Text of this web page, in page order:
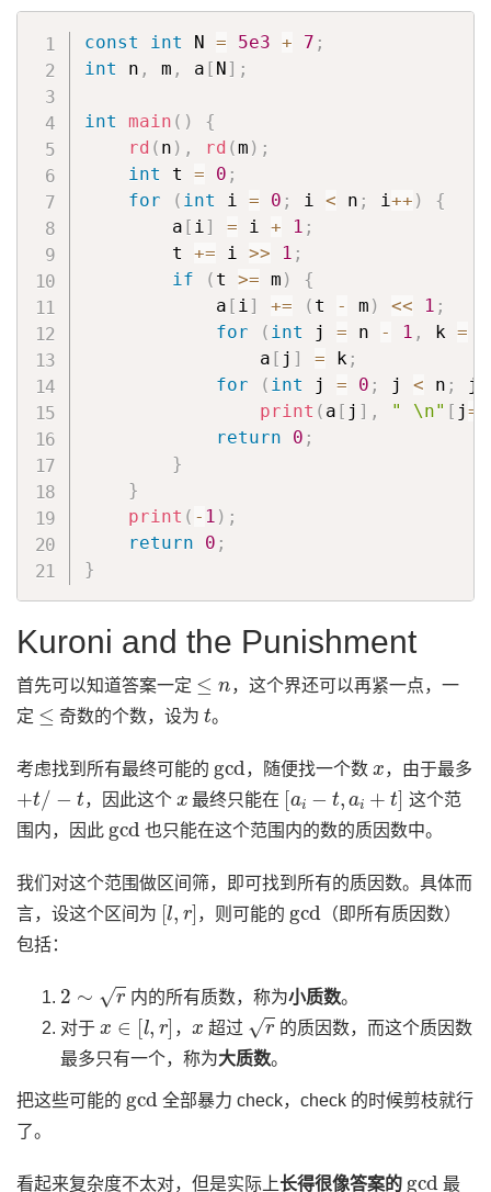
const int N = 5e3 + 7 ;
int n , m , a [ N] ;
int main ( )
{
rd ( n ) , rd (m ) ;
int t = 0 ;
for
( int i = 0 ; i < n ; i++ )
{
        a
[ i] = i + 1 ;
        t
+= i >> 1 ;
if
( t >= m )
{
            a
[ i] += ( t - m ) << 1 ;
for
( int j = n - 1 , k =
                a
[ j ] = k;
for
( int j = 0 ; j < n ; j
print ( a [ j ] , " \n" [ j==
return
0 ;
}
}
print ( - 1 ) ;
return
0 ;
}
Kuroni and the Punishment
首先可以知道答案一定
n
，这个界还可以再紧一点，一
定
奇数的个数，设为
t
。
考虑找到所有最终可能的
gcd
，随便找一个数 ，由于最多
/ −
，因此这个 最终只能在
[ a
这个范
围内，因此
gcd
也只能在这个范围内的数的质因数中。
我们对这个范围做区间筛，即可找到所有的质因数。具体而
言，设这个区间为
[l,
，则可能的
gcd
（即所有质因数）
包括：
2
内的所有质数，称为小质数。
对于
l,r
， 超过
的质因数，而这个质因数
最多只有一个，称为大质数。
把这些可能的
gcd
全部暴力 check，check 的时候剪枝就行
了。
看起来复杂度不太对，但是实际上长得很像答案的
gcd
最